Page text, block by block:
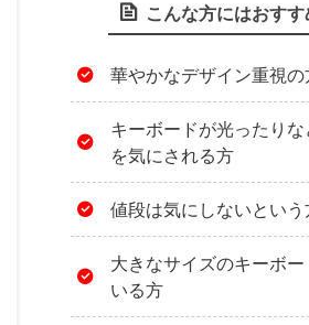
こんな方にはおす
華やかなデザイン重視の
キーボードが光ったり
を気にされる方
値段は気にしないという
大きなサイズのキーボ
いる方